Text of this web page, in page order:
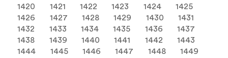
1420
1421 1422 1423 1424
1425
1426
1427 1428 1429 1430
1431
1432
1433 1434 1435 1436
1437
1438
1439 1440 1441 1442
1443
1444
1445 1446 1447 1448
1449